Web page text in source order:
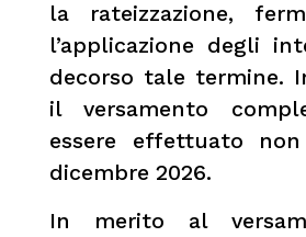
la rateizzazione,
l’applicazione degli
decorso tale termine.
il versamento
essere effettuato
dicembre 2026.
In merito al